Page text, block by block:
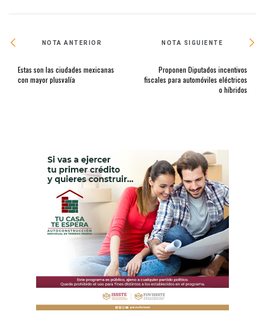
NOTA ANTERIOR
Estas son las ciudades mexicanas
con mayor plusvalía
NOTA SIGUIENTE
Proponen Diputados incentivos
fiscales para automóviles eléctricos
o híbridos